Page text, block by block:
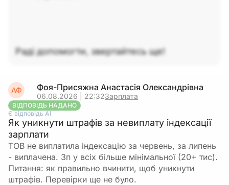
Раді допомогти, звертайтесь ще!
АФ Фоя-Присяжна Анастасія Олександрівна
06.08.2026 | 22:32Зарплата
ВІДПОВІДЬ НАДАНО
Є відповідь АІ
Як уникнути штрафів за невиплату індексації
зарплати
ТОВ не виплатила індексацію за червень, за липень
- виплачена. Зп у всіх більше мінімальної (20+ тис).
Питання: як правильно вчинити, щоб уникнути
штрафів. Перевірки ще не було.